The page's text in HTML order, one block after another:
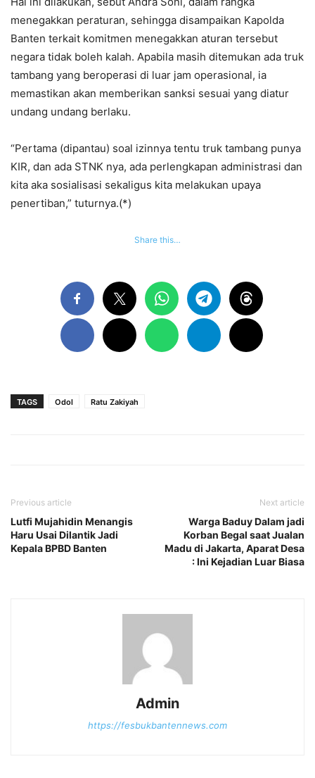
menegakkan peraturan, sehingga disampaikan Kapolda
Banten terkait komitmen menegakkan aturan tersebut
negara tidak boleh kalah. Apabila masih ditemukan ada truk
tambang yang beroperasi di luar jam operasional, ia
memastikan akan memberikan sanksi sesuai yang diatur
undang undang berlaku.
“Pertama (dipantau) soal izinnya tentu truk tambang punya
KIR, dan ada STNK nya, ada perlengkapan administrasi dan
kita aka sosialisasi sekaligus kita melakukan upaya
penertiban,” tuturnya.(*)
Share this…
TAGS Odol Ratu Zakiyah
Previous article
Lutfi Mujahidin Menangis
Haru Usai Dilantik Jadi
Kepala BPBD Banten
Next article
Warga Baduy Dalam jadi
Korban Begal saat Jualan
Madu di Jakarta, Aparat Desa
: Ini Kejadian Luar Biasa
Admin
https://fesbukbantennews.com